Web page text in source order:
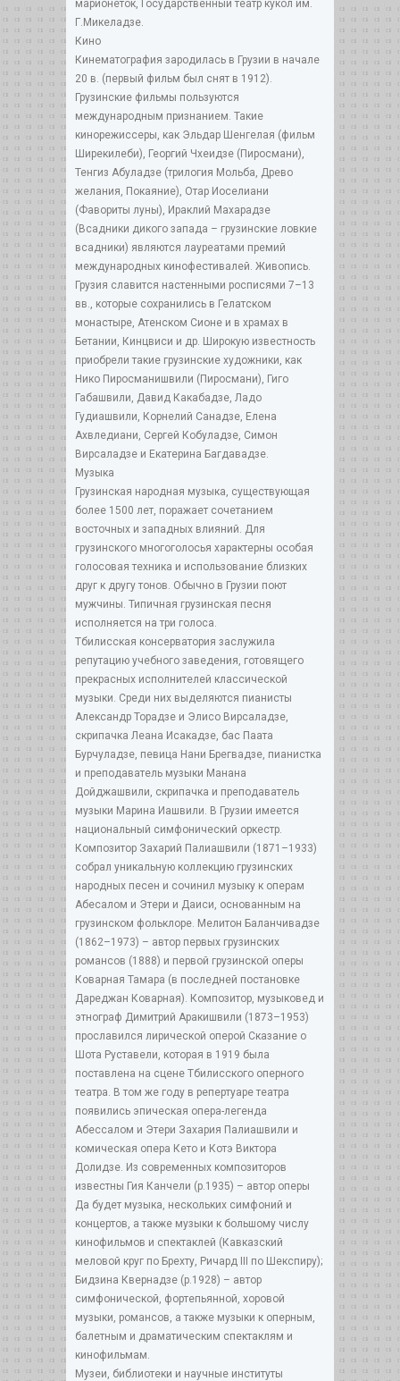
марионеток, Государственный театр кукол им.
Г.Микеладзе.
Кино
Кинематография зародилась в Грузии в начале
20 в. (первый фильм был снят в 1912).
Грузинские фильмы пользуются
международным признанием. Такие
кинорежиссеры, как Эльдар Шенгелая (фильм
Ширекилеби), Георгий Чхеидзе (Пиросмани),
Тенгиз Абуладзе (трилогия Мольба, Древо
желания, Покаяние), Отар Иоселиани
(Фавориты луны), Ираклий Махарадзе
(Всадники дикого запада – грузинские ловкие
всадники) являются лауреатами премий
международных кинофестивалей. Живопись.
Грузия славится настенными росписями 7–13
вв., которые сохранились в Гелатском
монастыре, Атенском Сионе и в храмах в
Бетании, Кинцвиси и др. Широкую известность
приобрели такие грузинские художники, как
Нико Пиросманишвили (Пиросмани), Гиго
Габашвили, Давид Какабадзе, Ладо
Гудиашвили, Корнелий Санадзе, Елена
Ахвледиани, Сергей Кобуладзе, Симон
Вирсаладзе и Екатерина Багдавадзе.
Музыка
Грузинская народная музыка, существующая
более 1500 лет, поражает сочетанием
восточных и западных влияний. Для
грузинского многоголосья характерны особая
голосовая техника и использование близких
друг к другу тонов. Обычно в Грузии поют
мужчины. Типичная грузинская песня
исполняется на три голоса.
Тбилисская консерватория заслужила
репутацию учебного заведения, готовящего
прекрасных исполнителей классической
музыки. Среди них выделяются пианисты
Александр Торадзе и Элисо Вирсаладзе,
скрипачка Леана Исакадзе, бас Паата
Бурчуладзе, певица Нани Брегвадзе, пианистка
и преподаватель музыки Манана
Дойджашвили, скрипачка и преподаватель
музыки Марина Иашвили. В Грузии имеется
национальный симфонический оркестр.
Композитор Захарий Палиашвили (1871–1933)
собрал уникальную коллекцию грузинских
народных песен и сочинил музыку к операм
Абесалом и Этери и Даиси, основанным на
грузинском фольклоре. Мелитон Баланчивадзе
(1862–1973) – автор первых грузинских
романсов (1888) и первой грузинской оперы
Коварная Тамара (в последней постановке
Дареджан Коварная). Композитор, музыковед и
этнограф Димитрий Аракишвили (1873–1953)
прославился лирической оперой Сказание о
Шота Руставели, которая в 1919 была
поставлена на сцене Тбилисского оперного
театра. В том же году в репертуаре театра
появились эпическая опера-легенда
Абессалом и Этери Захария Палиашвили и
комическая опера Кето и Котэ Виктора
Долидзе. Из современных композиторов
известны Гия Канчели (р.1935) – автор оперы
Да будет музыка, нескольких симфоний и
концертов, а также музыки к большому числу
кинофильмов и спектаклей (Кавказский
меловой круг по Брехту, Ричард III по Шекспиру);
Бидзина Квернадзе (р.1928) – автор
симфонической, фортепьянной, хоровой
музыки, романсов, а также музыки к оперным,
балетным и драматическим спектаклям и
кинофильмам.
Музеи, библиотеки и научные институты